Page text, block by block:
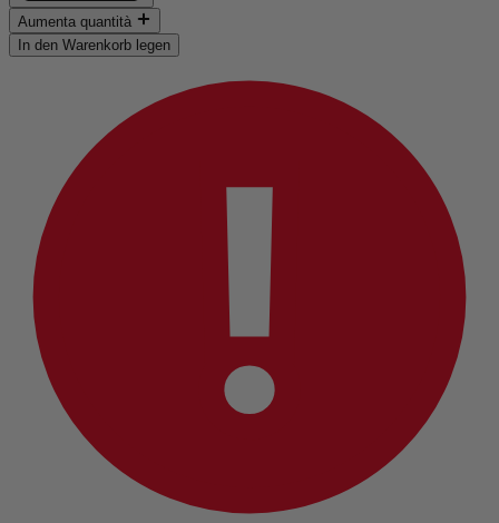
Aumenta quantità
In den Warenkorb legen